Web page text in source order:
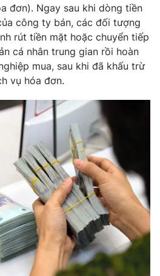
thức nếu không có sự chấp
nguồn VTV.vn khi phát hành lại
đơn). Ngay sau khi dòng tiền
công ty bán, các đối tượng
rút tiền mặt hoặc chuyển tiếp
cá nhân trung gian rồi hoàn
mua, sau khi đã khấu trừ
vụ hóa đơn.